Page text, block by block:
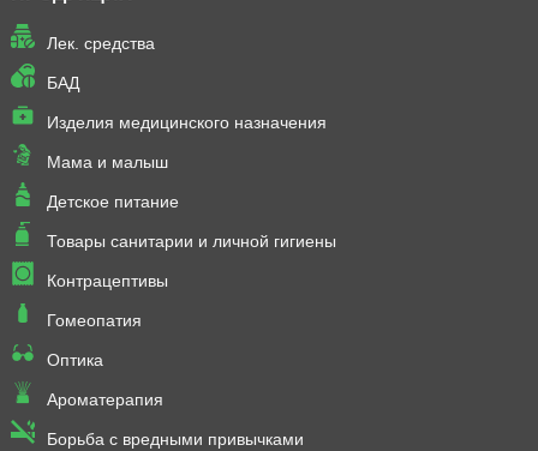
Лек. средства
БАД
Изделия медицинского назначения
Мама и малыш
Детское питание
Товары санитарии и личной гигиены
Контрацептивы
Гомеопатия
Оптика
Ароматерапия
Борьба с вредными привычками